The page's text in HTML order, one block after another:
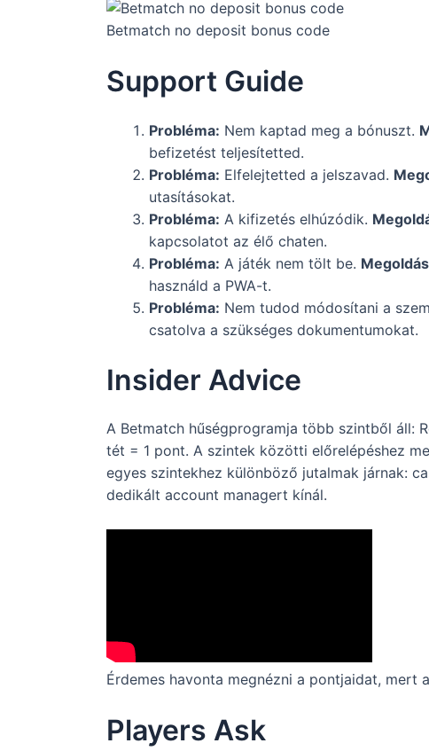
Betmatch no deposit bonus code
Support Guide
Probléma: Nem kaptad meg a bónuszt.
befizetést teljesítetted.
Probléma: Elfelejtetted a jelszavad.
utasításokat.
Probléma: A kifizetés elhúzódik.
kapcsolatot az élő chaten.
Probléma: A játék nem tölt be.
használd a PWA-t.
Probléma: Nem tudod módosítani a
csatolva a szükséges dokumentumokat.
Insider Advice
A Betmatch hűségprogramja több szintből áll:
tét = 1 pont. A szintek közötti előrelépéshez
egyes szintekhez különböző jutalmak járnak:
dedikált account managert kínál.
Érdemes havonta megnézni a pontjaidat, mert
Players Ask